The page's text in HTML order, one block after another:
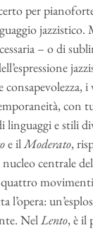
per
– o di
con
e stili
e ilModerato,
centrale
quattro
l’opera:
NelLento, è il